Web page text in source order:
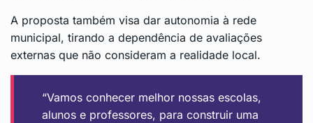
A proposta também visa dar autonomia à rede
municipal, tirando a dependência de avaliações
externas que não consideram a realidade local.
“Vamos conhecer melhor nossas escolas,
alunos e professores, para construir uma